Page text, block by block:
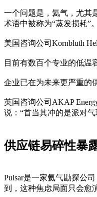
一个问题是，氦气，尤其
术语中被称为“蒸发损耗”。
美国咨询公司Kornbluth
目前有数百个专业的低温
企业已在为未来更严重的
英国咨询公司AKAP
说：“首当其冲的是派对
供应链易碎性暴
Pulsar是一家氦气勘探公
到，这种焦虑局面只会愈